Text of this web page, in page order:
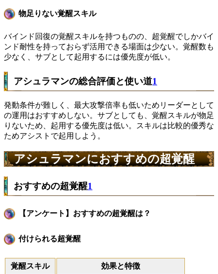
物足りない覚醒スキル
バインド回復の覚醒スキルを持つものの、超覚醒でしかバイ
ンド耐性を持っておらず活用できる場面は少ない。覚醒数も
少なく、サブとして起用するには優先度が低い。
アシュラマンの総合評価と使い道1
発動条件が難しく、最大攻撃倍率も低いためリーダーとして
の運用はおすすめしない。サブとしても、覚醒スキルが物足
りないため、起用する優先度は低い。スキルは比較的優秀な
ためアシストで起用しよう。
アシュラマンにおすすめの超覚醒
おすすめの超覚醒1
【アンケート】おすすめの超覚醒は？
付けられる超覚醒
覚醒スキル 効果と特徴